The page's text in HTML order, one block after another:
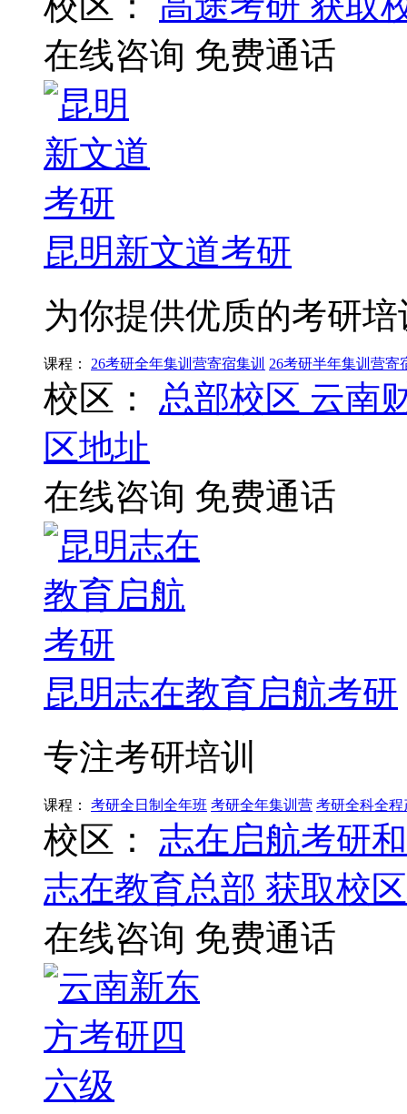
在线咨询 免费通话
昆明新文道考研
为你提供优质的考研
课程： 26考研全年集训营寄宿集训 26考研半年集训营寄
校区： 总部校区 云南
区地址
在线咨询 免费通话
昆明志在教育启航考研
专注考研培训
课程： 考研全日制全年班 考研全年集训营 考研全科全程
校区：
志在启航考研
志在教育总部 获取校
在线咨询 免费通话